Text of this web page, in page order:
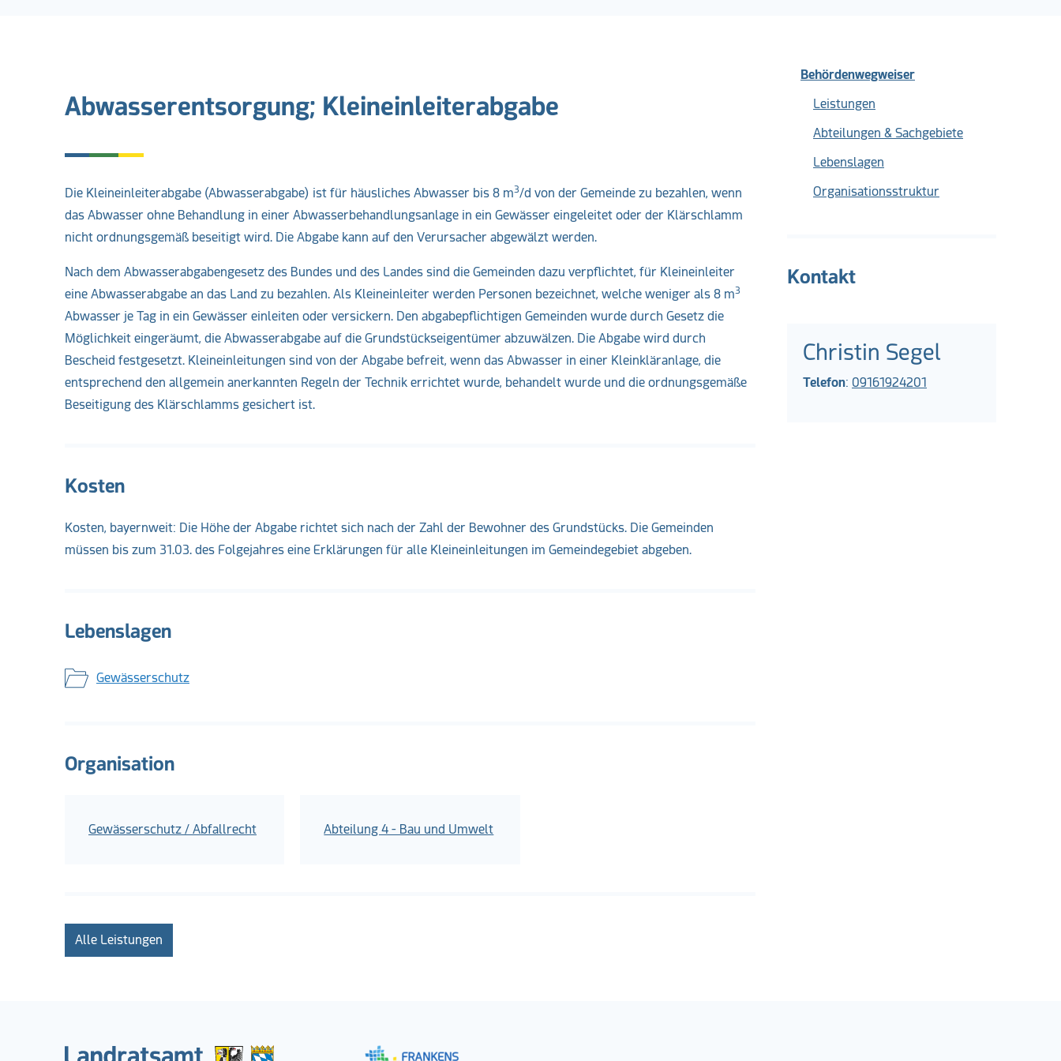
Abwasserentsorgung; Kleineinleiterabgabe
Die Kleineinleiterabgabe (Abwasserabgabe) ist für häusliches Abwasser bis 8 m3/d von der Gemeinde zu bezahlen, wenn
das Abwasser ohne Behandlung in einer Abwasserbehandlungsanlage in ein Gewässer eingeleitet oder der Klärschlamm
nicht ordnungsgemäß beseitigt wird. Die Abgabe kann auf den Verursacher abgewälzt werden.
Nach dem Abwasserabgabengesetz des Bundes und des Landes sind die Gemeinden dazu verpflichtet, für Kleineinleiter
eine Abwasserabgabe an das Land zu bezahlen. Als Kleineinleiter werden Personen bezeichnet, welche weniger als 8 m3
Abwasser je Tag in ein Gewässer einleiten oder versickern. Den abgabepflichtigen Gemeinden wurde durch Gesetz die
Möglichkeit eingeräumt, die Abwasserabgabe auf die Grundstückseigentümer abzuwälzen. Die Abgabe wird durch
Bescheid festgesetzt. Kleineinleitungen sind von der Abgabe befreit, wenn das Abwasser in einer Kleinkläranlage, die
entsprechend den allgemein anerkannten Regeln der Technik errichtet wurde, behandelt wurde und die ordnungsgemäße
Beseitigung des Klärschlamms gesichert ist.
Kosten
Kosten, bayernweit: Die Höhe der Abgabe richtet sich nach der Zahl der Bewohner des Grundstücks. Die Gemeinden
müssen bis zum 31.03. des Folgejahres eine Erklärungen für alle Kleineinleitungen im Gemeindegebiet abgeben.
Lebenslagen
Gewässerschutz
Organisation
Gewässerschutz / Abfallrecht Abteilung 4 - Bau und Umwelt
Alle Leistungen
Behördenwegweiser
Leistungen
Abteilungen & Sachgebiete
Lebenslagen
Organisationsstruktur
Kontakt
Christin Segel
Telefon: 09161924201